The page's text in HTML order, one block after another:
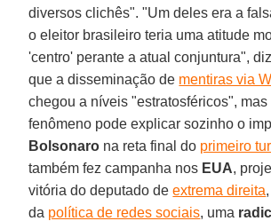
diversos clichês". "Um deles era a
o eleitor brasileiro teria uma atitude
'centro' perante a atual conjuntura",
que a disseminação de mentiras via
chegou a níveis "estratosféricos",
fenômeno pode explicar sozinho o
Bolsonaro na reta final do primeiro
também fez campanha nos EUA,
vitória do deputado deextrema direita
da política de redes sociais, uma